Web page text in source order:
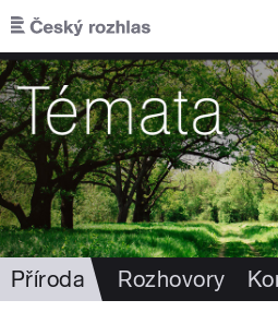
Přejít k hlavnímu obsahu
Příroda Rozhovory